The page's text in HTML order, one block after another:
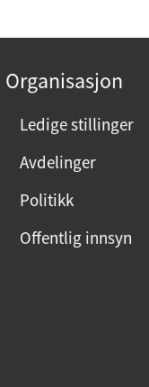
Organisasjon
Ledige stillinger
Avdelinger
Politikk
Offentlig innsyn